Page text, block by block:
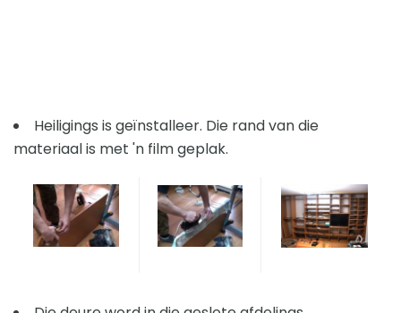
Heiligings is geïnstalleer. Die rand van die
materiaal is met 'n film geplak.